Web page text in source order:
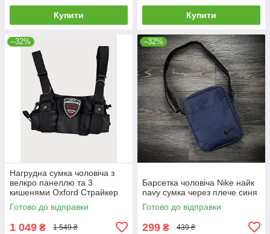
Купити Купити
–32%
Нагрудна сумка чоловіча з
велкро панеллю та 3
кишенями Oxford Страйкер
Готово до відправки
1 049 ₴ 1 549 ₴
–32%
Барсетка чоловіча Nike найк
navy сумка через плече синя
Готово до відправки
299 ₴ 439 ₴